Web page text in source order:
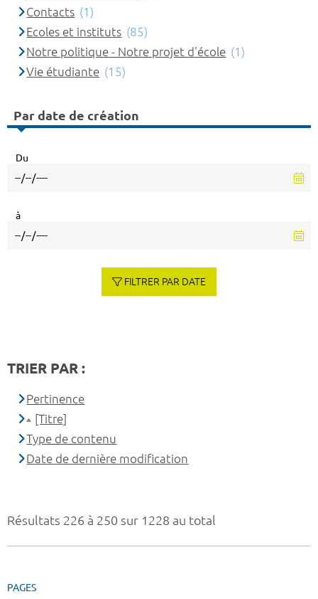
Résultats 226 à 250 sur 1228 au total
PAGES
Contacts (1)
Ecoles et instituts (85)
Notre politique - Notre projet d'école (1)
Vie étudiante (15)
Par date de création
Du
à
FILTRER PAR DATE
TRIER PAR :
Pertinence
[Titre]
Type de contenu
Date de dernière modification